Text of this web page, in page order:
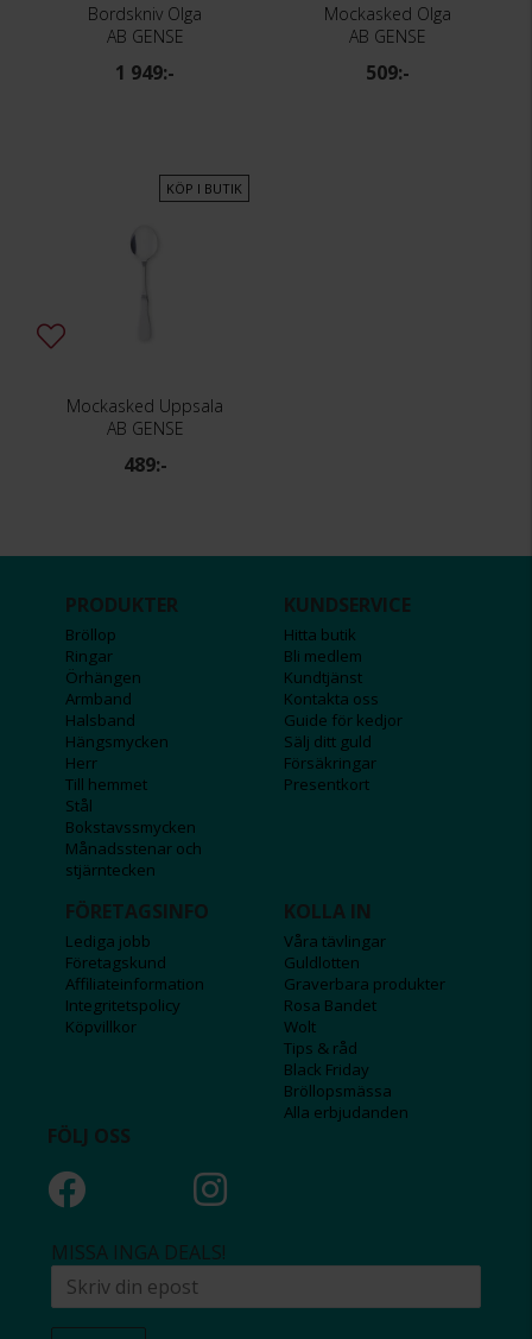
Bordskniv Olga
AB GENSE
1 949:-
Mockasked Olga
AB GENSE
509:-
KÖP I BUTIK
Mockasked Uppsala
AB GENSE
489:-
PRODUKTER
Bröllop
Ringar
Örhängen
Armband
Halsband
Hängsmycken
Herr
Till hemmet
Stål
Bokstavssmycken
Månadsstenar och
stjärntecken
KUNDSERVICE
Hitta butik
Bli medlem
Kundtjänst
Kontakta oss
Guide för kedjor
Sälj ditt guld
Försäkringar
Presentkort
FÖRETAGSINFO
Lediga jobb
Företagskund
Affiliateinformation
Integritetspolicy
Köpvillkor
KOLLA IN
Våra tävlingar
Guldlotten
Graverbara produkter
Rosa Bandet
Wolt
Tips & råd
Black Friday
Bröllopsmässa
Alla erbjudanden
FÖLJ OSS
MISSA INGA DEALS!